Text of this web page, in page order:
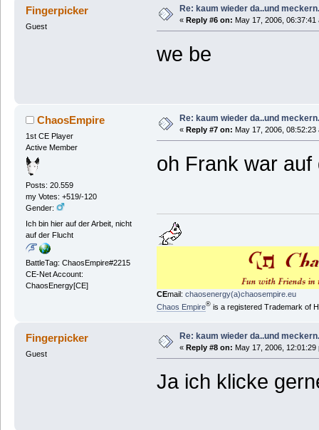
Fingerpicker
Guest
Re: kaum wieder da..und
« Reply #6 on: May 17, 2006, 06:37:41
we be
ChaosEmpire
1st CE Player
Active Member
Posts: 20.559
my Votes: +519/-120
Gender:
Ich bin hier auf der Arbeit, nicht
auf der Flucht
BattleTag: ChaosEmpire#2215
CE-Net Account:
ChaosEnergy[CE]
Re: kaum wieder da..und
« Reply #7 on: May 17, 2006, 08:52:23
oh Frank war
CEmail: chaosenergy(a)chaosempire.eu
Chaos Empire®is a registered Trademark of
Fingerpicker
Guest
Re: kaum wieder da..und
« Reply #8 on: May 17, 2006, 12:01:29
Ja ich klicke